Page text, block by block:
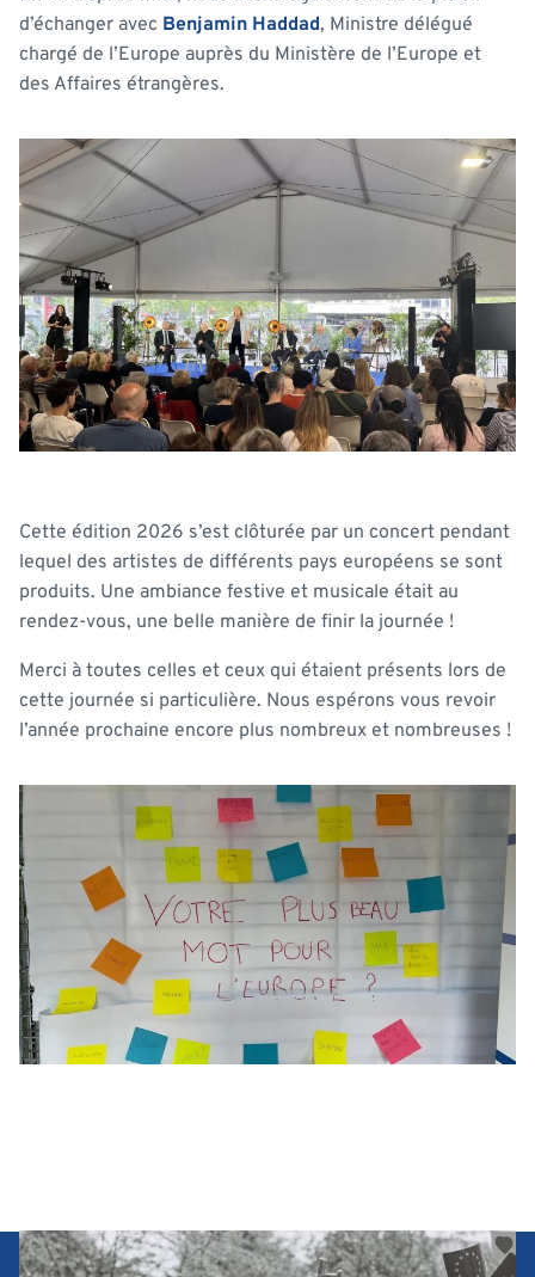
d’échanger avec Benjamin Haddad, Ministre délégué
chargé de l’Europe auprès du Ministère de l’Europe et
des Affaires étrangères.
Cette édition 2026 s’est clôturée par un concert pendant
lequel des artistes de différents pays européens se sont
produits. Une ambiance festive et musicale était au
rendez-vous, une belle manière de finir la journée !
Merci à toutes celles et ceux qui étaient présents lors de
cette journée si particulière. Nous espérons vous revoir
l’année prochaine encore plus nombreux et nombreuses !